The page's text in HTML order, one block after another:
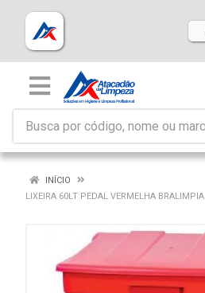
INÍCIO
LIXEIRA 60LT PEDAL VERMELHA BRALIMPIA